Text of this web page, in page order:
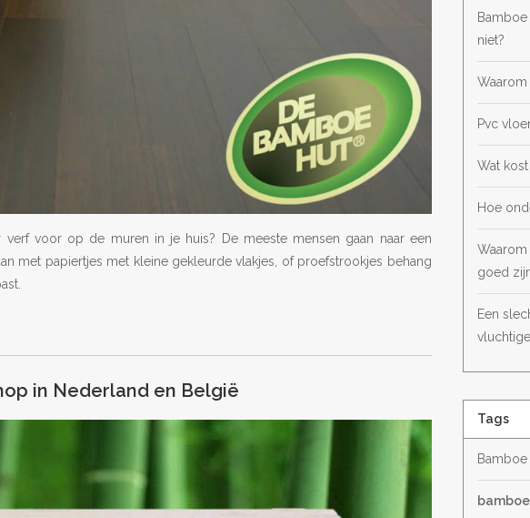
voor op de muren in je huis? De meeste mensen gaan naar een
met papiertjes met kleine gekleurde vlakjes, of proefstrookjes behang
in Nederland en België
niet?
Pvc
Wat
Hoe
goed
Een
Tags
Bamboe